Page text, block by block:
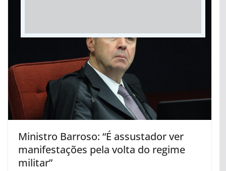
Ministro Barroso: “É assustador ver
manifestações pela volta do regime
militar”